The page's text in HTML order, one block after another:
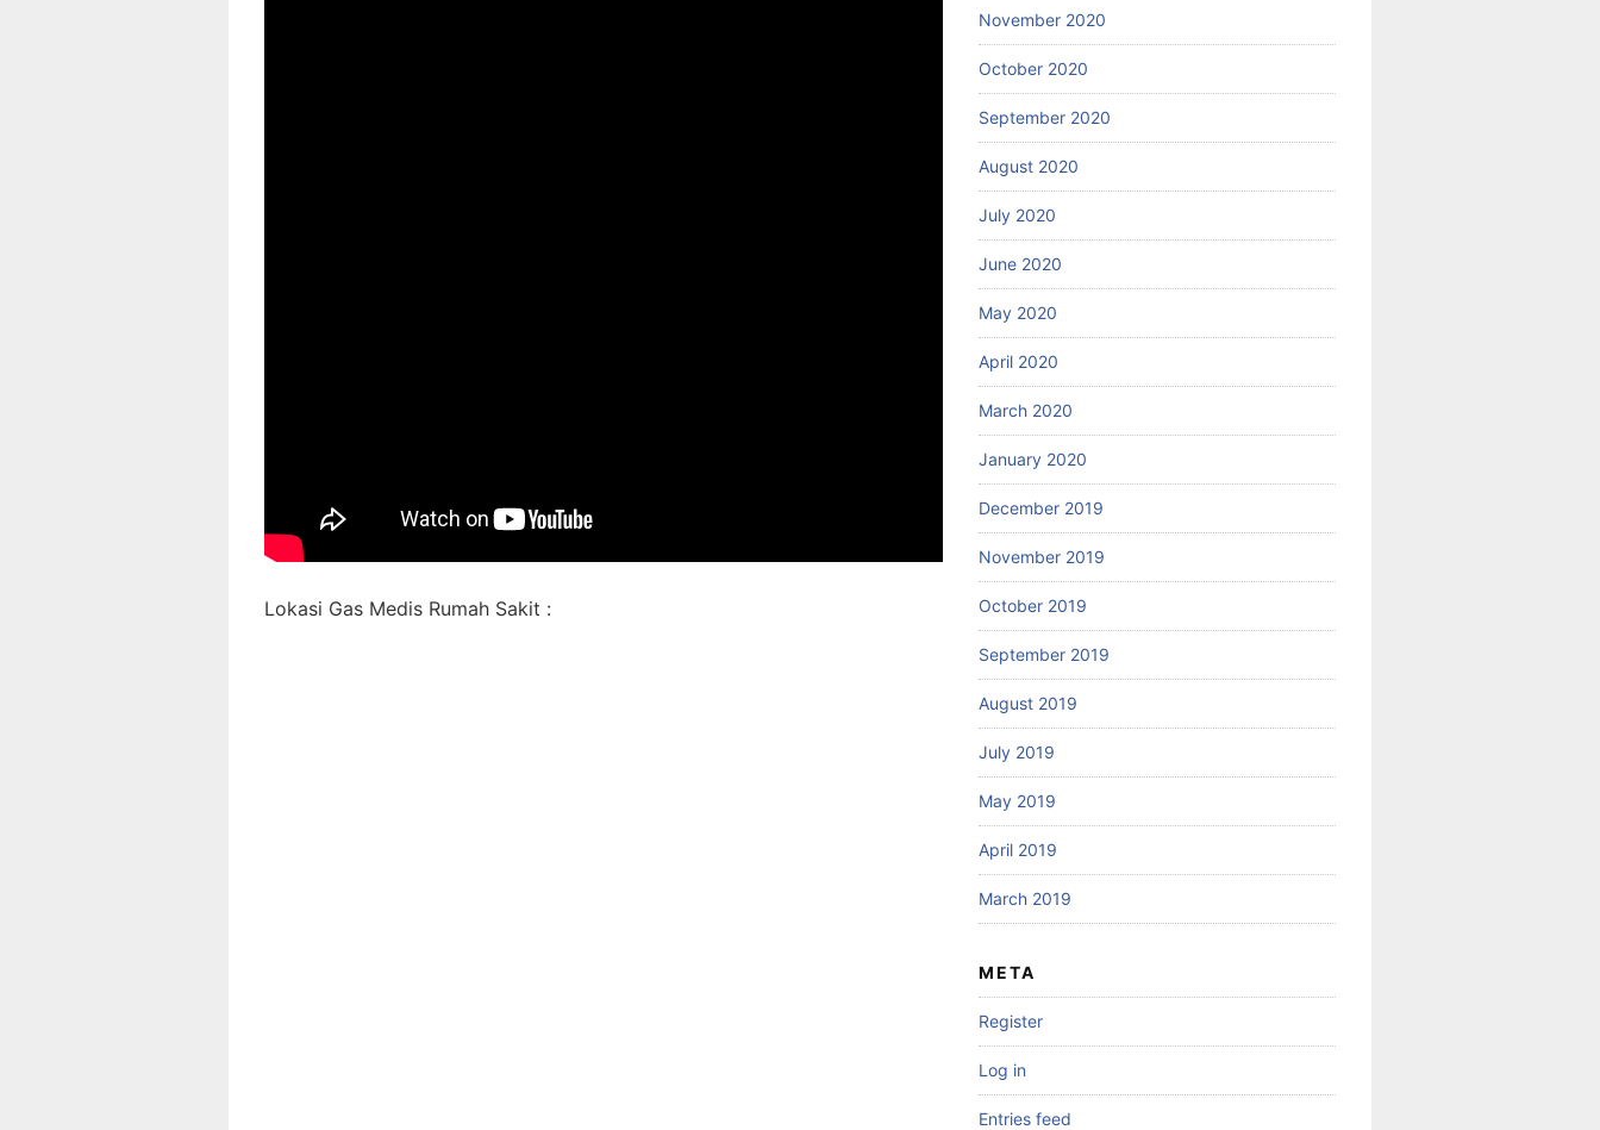
Lokasi Gas Medis Rumah Sakit :
November 2020
October 2020
September 2020
August 2020
July 2020
June 2020
May 2020
April 2020
March 2020
January 2020
December 2019
November 2019
October 2019
September 2019
August 2019
July 2019
May 2019
April 2019
March 2019
META
Register
Log in
Entries feed